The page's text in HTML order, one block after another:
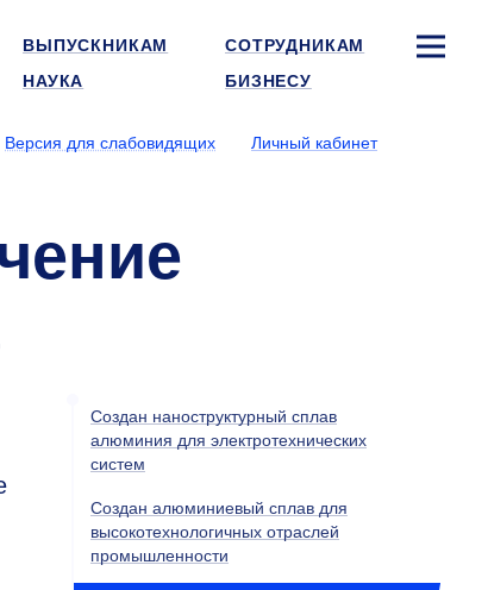
ВЫПУСКНИКАМ
СОТРУДНИКАМ
НАУКА БИЗНЕСУ
Версия для слабовидящих
Личный кабинет
Создан наноструктурный сплав
алюминия для электротехнических
систем
Создан алюминиевый сплав для
высокотехнологичных отраслей
промышленности